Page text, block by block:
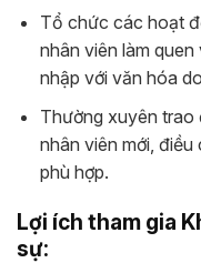
Tổ chức các hoạt
nhân viên làm
nhập với văn hóa
Thường xuyên trao
nhân viên mới,
phù hợp.
Lợi ích tham gia
sự: